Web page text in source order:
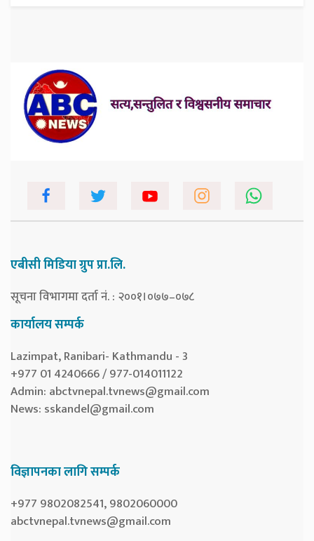
एबीसी मिडिया ग्रुप प्रा.लि.
सूचना विभागमा दर्ता नं. : २००१।०७७–०७८
कार्यालय सम्पर्क
Lazimpat, Ranibari- Kathmandu - 3
+977 01 4240666 / 977-014011122
Admin: abctvnepal.tvnews@gmail.com
News: sskandel@gmail.com
विज्ञापनका लागि सम्पर्क
+977 9802082541, 9802060000
abctvnepal.tvnews@gmail.com